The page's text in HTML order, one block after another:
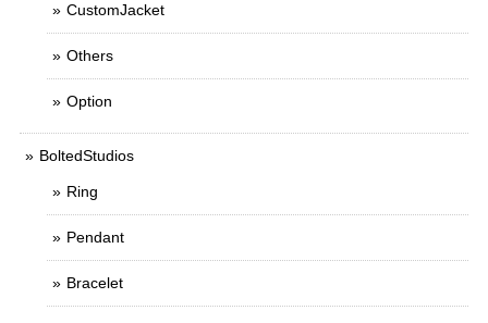
CustomJacket
Others
Option
BoltedStudios
Ring
Pendant
Bracelet